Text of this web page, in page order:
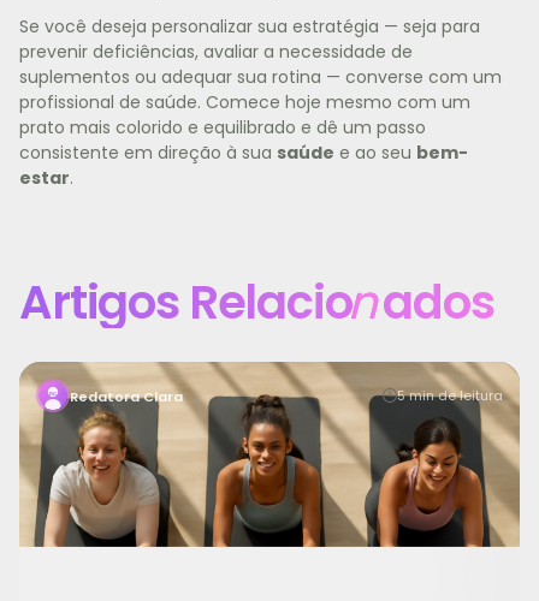
Se você deseja personalizar sua estratégia — seja para
prevenir deficiências, avaliar a necessidade de
suplementos ou adequar sua rotina — converse com um
profissional de saúde. Comece hoje mesmo com um
prato mais colorido e equilibrado e dê um passo
consistente em direção à sua saúde e ao seu bem-
estar.
Artigos Relacionados
Redatora Clara 5 min de leitura
Manter a motivação para treinar é um dos maiores
desafios para quem busca saúde, bem-estar e uma vid